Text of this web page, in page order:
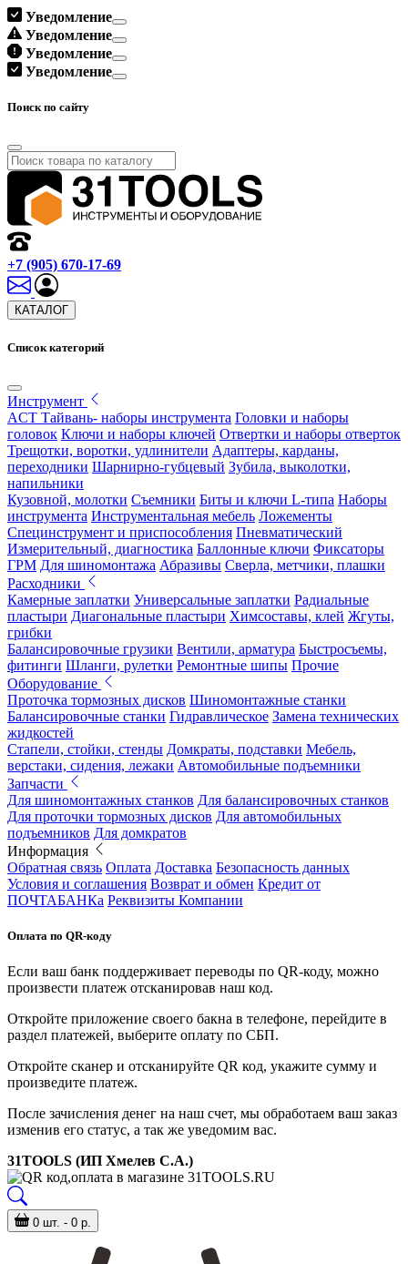
Уведомление
Уведомление
Уведомление
Уведомление
Поиск по сайту
+7 (905) 670-17-69
КАТАЛОГ
Список категорий
Инструмент
ACT Тайвань- наборы инструмента Головки и наборы
головок Ключи и наборы ключей Отвертки и наборы отверток
Трещотки, воротки, удлинители Адаптеры, карданы,
переходники Шарнирно-губцевый Зубила, выколотки,
напильники
Кузовной, молотки Съемники Биты и ключи L-типа Наборы
инструмента Инструментальная мебель Ложементы
Специнструмент и приспособления Пневматический
Измерительный, диагностика Баллонные ключи Фиксаторы
ГРМ Для шиномонтажа Абразивы Сверла, метчики, плашки
Расходники
Камерные заплатки Универсальные заплатки Радиальные
пластыри Диагональные пластыри Химсоставы, клей Жгуты,
грибки
Балансировочные грузики Вентили, арматура Быстросъемы,
фитинги Шланги, рулетки Ремонтные шипы Прочие
Оборудование
Проточка тормозных дисков Шиномонтажные станки
Балансировочные станки Гидравлическое Замена технических
жидкостей
Стапели, стойки, стенды Домкраты, подставки Мебель,
верстаки, сидения, лежаки Автомобильные подъемники
Запчасти
Для шиномонтажных станков Для балансировочных станков
Для проточки тормозных дисков Для автомобильных
подъемников Для домкратов
Информация
Обратная связь Оплата Доставка Безопасность данных
Условия и соглашения Возврат и обмен Кредит от
ПОЧТАБАНКа Реквизиты Компании
Оплата по QR-коду
Если ваш банк поддерживает переводы по QR-коду, можно
произвести платеж отсканировав наш код.
Откройте приложение своего бакна в телефоне, перейдите в
раздел платежей, выберите оплату по СБП.
Откройте сканер и отсканируйте QR код, укажите сумму и
произведите платеж.
После зачисления денег на наш счет, мы обработаем ваш заказ
изменив его статус, а так же уведомим вас.
31TOOLS (ИП Хмелев С.А.)
0 шт. - 0 р.